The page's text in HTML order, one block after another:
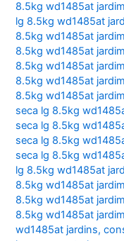
8.5kg wd1485at
lg 8.5kg wd1485at
8.5kg wd1485at
8.5kg wd1485at
8.5kg wd1485at
8.5kg wd1485at
8.5kg wd1485at
seca lg 8.5kg
seca lg 8.5kg
seca lg 8.5kg
seca lg 8.5kg
lg 8.5kg wd1485at
8.5kg wd1485at
8.5kg wd1485at
8.5kg wd1485at
wd1485at jardins,